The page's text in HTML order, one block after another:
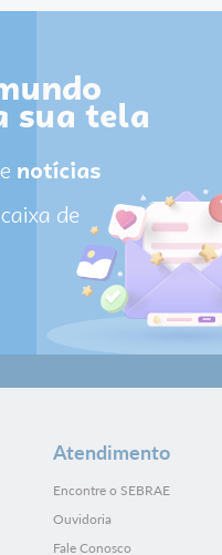
Atendimento
Encontre o SEBRAE
Ouvidoria
Fale Conosco